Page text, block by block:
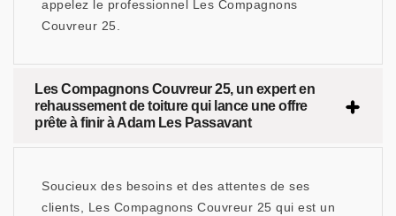
appelez le professionnel Les Compagnons
Couvreur 25.
Les Compagnons Couvreur 25, un expert en
rehaussement de toiture qui lance une offre
prête à finir à Adam Les Passavant
Soucieux des besoins et des attentes de ses
clients, Les Compagnons Couvreur 25 qui est un